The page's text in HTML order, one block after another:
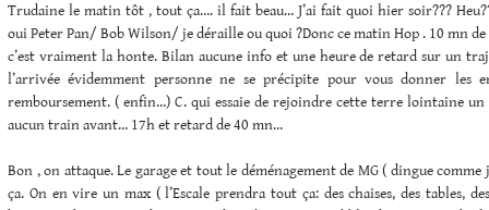
Trudaine le matin tôt , tout ça…. il fait beau… J’ai fait quoi hier soir???
oui Peter Pan/ Bob Wilson/ je déraille ou quoi ?Donc ce matin Hop . 10 mn de
c’est vraiment la honte. Bilan aucune info et une heure de retard sur un
l’arrivée évidemment personne ne se précipite pour vous donner les
remboursement. ( enfin…) C. qui essaie de rejoindre cette terre lointaine
aucun train avant… 17h et retard de 40 mn…
Bon , on attaque. Le garage et tout le déménagement de MG ( dingue comme
ça. On en vire un max ( l’Escale prendra tout ça: des chaises, des tables,